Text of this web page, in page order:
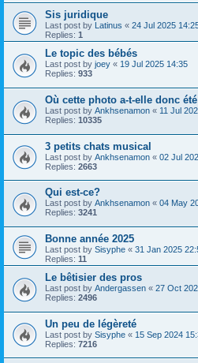
Sis juridique
Last post by Latinus « 24 Jul 2025
Replies: 1
Le topic des bébés
Last post by joey « 19 Jul 2025 14:35
Replies: 933
Où cette photo a-t-elle donc
Last post by Ankhsenamon « 11 Jul
Replies: 10335
3 petits chats musical
Last post by Ankhsenamon « 02 Jul
Replies: 2663
Qui est-ce?
Last post by Ankhsenamon « 04 May
Replies: 3241
Bonne année 2025
Last post by Sisyphe « 31 Jan 2025
Replies: 11
Le bêtisier des pros
Last post by Andergassen « 27 Oct
Replies: 2496
Un peu de légèreté
Last post by Sisyphe « 15 Sep 2024
Replies: 7216